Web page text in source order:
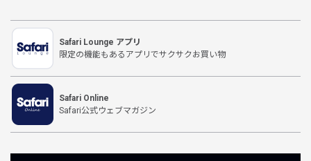
Safari Lounge アプリ
限定の機能もあるアプリでサクサクお買い物
Safari Online
Safari公式ウェブマガジン